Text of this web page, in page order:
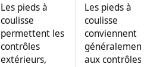
Les pieds à
coulisse
permettent les
contrôles
extérieurs,
Les pieds à
coulisse
conviennent
généralement
aux contrôles